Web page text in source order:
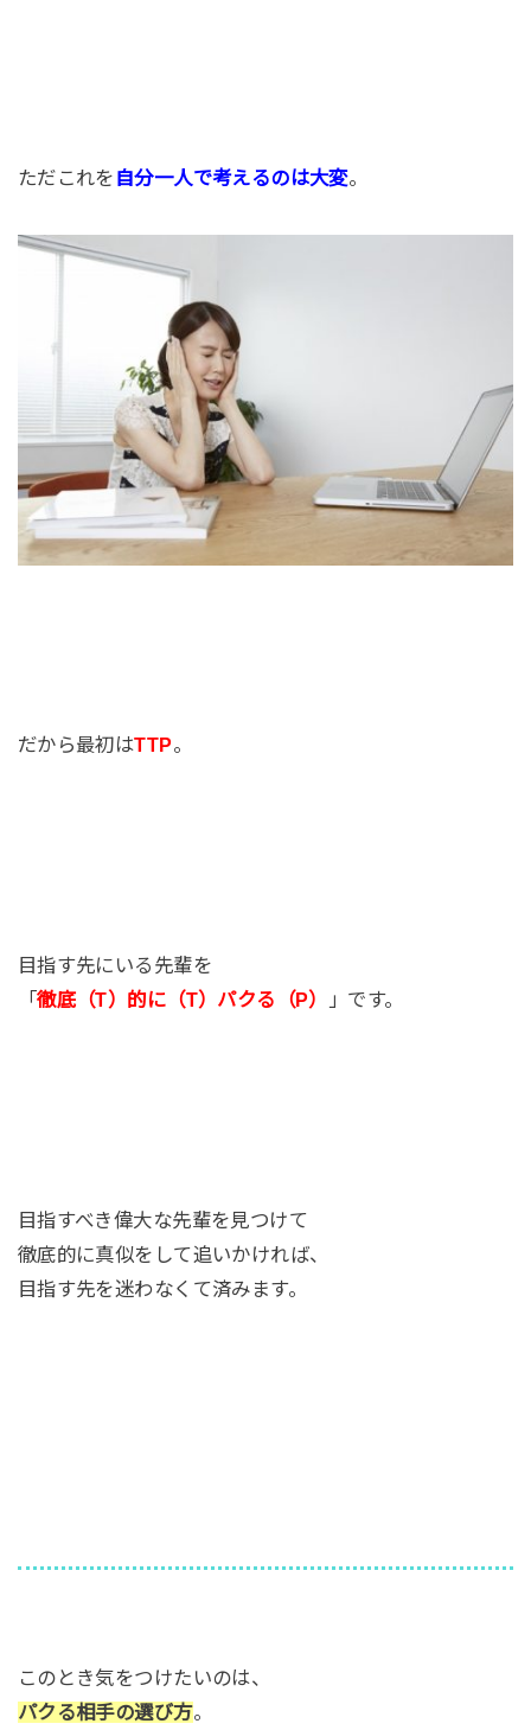
ただこれを 自分一人で考えるのは大変。
だから最初はTTP。
目指す先にいる先輩を
「徹底（T）的に（T）パクる（P） 」です。
目指すべき偉大な先輩を見つけて
徹底的に真似をして追いかければ、
目指す先を迷わなくて済みます。
このとき気をつけたいのは、
パクる相手の選び方。